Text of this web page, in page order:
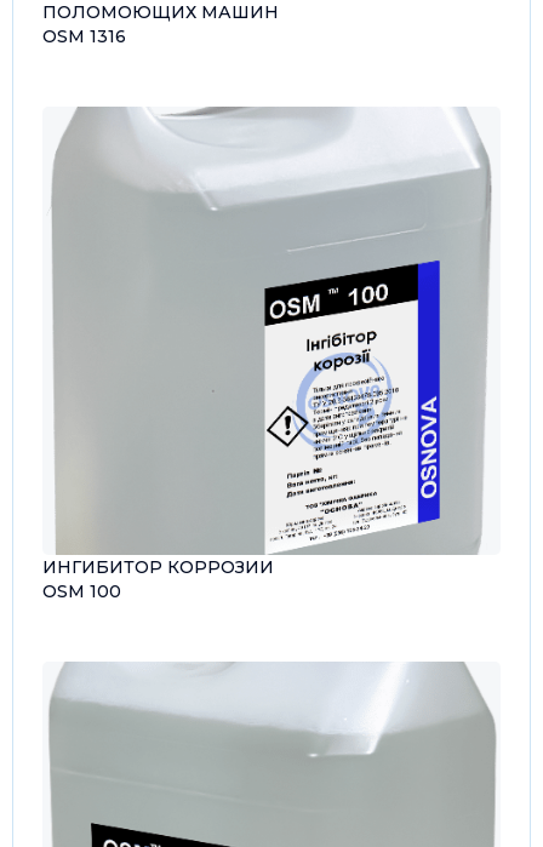
ПОЛОМОЮЩИХ МАШИН
OSM 1316
ИНГИБИТОР КОРРОЗИИ
OSM 100